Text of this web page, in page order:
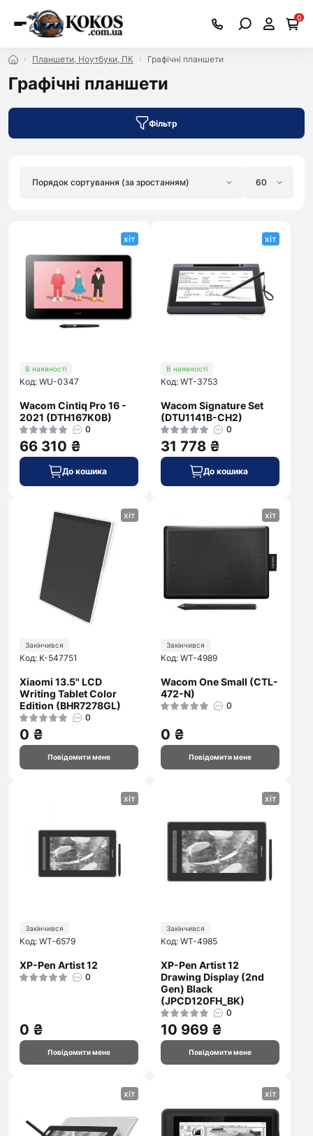
0
Планшети, Ноутбуки, ПК Графічні планшети
Графічні планшети
Фільтр
хіт
В наявності
Код: WU-0347
Wacom Cintiq Pro 16 -
2021 (DTH167K0B)
0
66 310 ₴
До кошика
хіт
В наявності
Код: WT-3753
Wacom Signature Set
(DTU1141B-CH2)
0
31 778 ₴
До кошика
хіт
Закінчився
Код: K-547751
Xiaomi 13.5" LCD
Writing Tablet Color
Edition (BHR7278GL)
0
0 ₴
Повідомити мене
хіт
Закінчився
Код: WT-4989
Wacom One Small (CTL-
472-N)
0
0 ₴
Повідомити мене
хіт
Закінчився
Код: WT-6579
XP-Pen Artist 12
0
0 ₴
Повідомити мене
хіт
Закінчився
Код: WT-4985
XP-Pen Artist 12
Drawing Display (2nd
Gen) Black
(JPCD120FH_BK)
0
10 969 ₴
Повідомити мене
хіт хіт